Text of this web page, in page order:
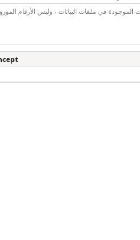
في ملفات البيانات ، وليس الأرقام